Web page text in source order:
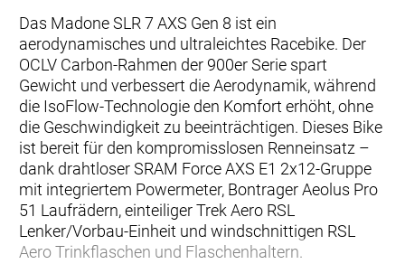
Das Madone SLR 7 AXS Gen 8 ist ein
aerodynamisches und ultraleichtes Racebike. Der
OCLV Carbon-Rahmen der 900er Serie spart
Gewicht und verbessert die Aerodynamik, während
die IsoFlow-Technologie den Komfort erhöht, ohne
die Geschwindigkeit zu beeinträchtigen. Dieses Bike
ist bereit für den kompromisslosen Renneinsatz –
dank drahtloser SRAM Force AXS E1 2x12-Gruppe
mit integriertem Powermeter, Bontrager Aeolus Pro
51 Laufrädern, einteiliger Trek Aero RSL
Lenker/Vorbau-Einheit und windschnittigen RSL
Aero Trinkflaschen und Flaschenhaltern.